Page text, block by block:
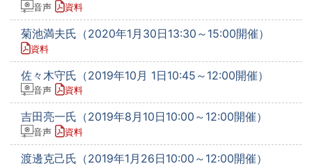
音声 資料
菊池満夫氏（2020年1月30日13:30～15:00開催）
資料
佐々木守氏（2019年10月 1日10:45～12:00開催）
音声 資料
吉田亮一氏（2019年8月10日10:00～12:00開催）
音声 資料
渡邊克己氏（2019年1月26日10:00～12:00開催）